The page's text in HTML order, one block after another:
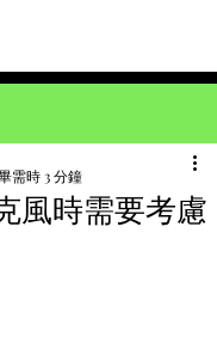
風時需要考慮
需時 3 分鐘
為 5 顆星）。